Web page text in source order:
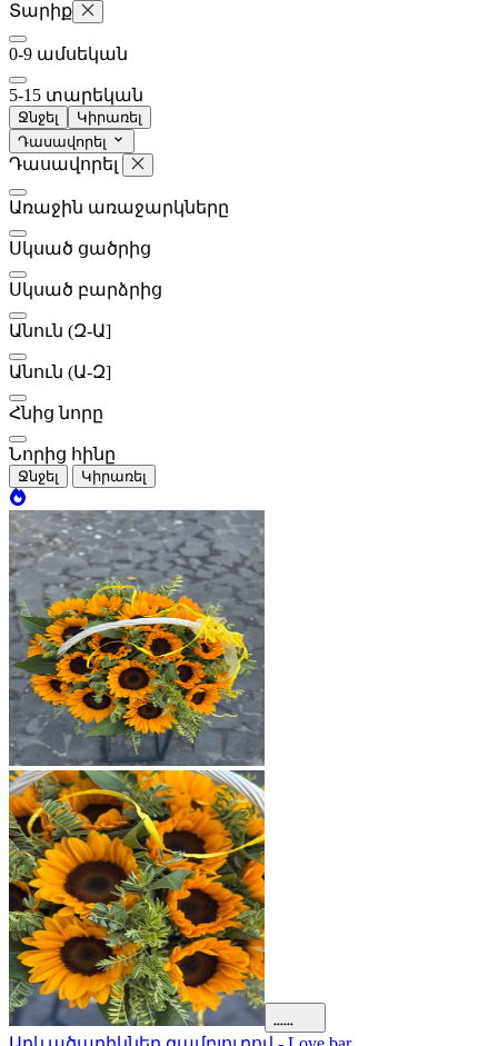
Տարիք
0-9 ամսեկան
5-15 տարեկան
Ջնջել
Կիրառել
Դասավորել
Դասավորել
Առաջին առաջարկները
Սկսած ցածրից
Սկսած բարձրից
Անուն (Զ-Ա]
Անուն (Ա-Զ]
Հնից նորը
Նորից հինը
Ջնջել Կիրառել